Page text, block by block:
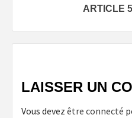
ARTICLE
LAISSER UN
Vous devez être connecté